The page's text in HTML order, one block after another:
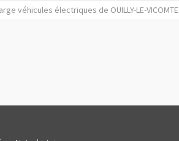
véhicules électriques de OUILLY-LE-VICOMTE